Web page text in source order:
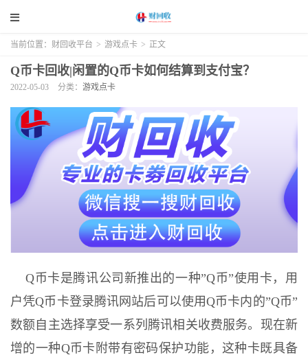
当前位置： 财回收平台 > 游戏点卡 > 正文
Q币卡回收|闲置的Q币卡如何结算到支付宝？
2022-05-03 分类： 游戏点卡
Q币卡是腾讯公司新推出的一种”Q币”使用卡，用
户凭Q币卡登录腾讯网站后可以使用Q币卡内的”Q币”
数额自主选择享受一系列腾讯相关收费服务。现在新
增的一种Q币卡附带有密码保护功能，这种卡既具备